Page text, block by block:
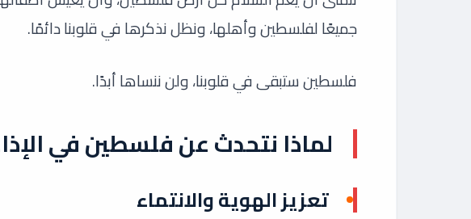
جميعًا لفلسطين وأهلها، ونظل نذكرها في قلوبنا دائمًا.
فلسطين ستبقى في قلوبنا، ولن ننساها أبدًا.
لماذا نتحدث عن فلسطين في
تعزيز الهوية والانتماء